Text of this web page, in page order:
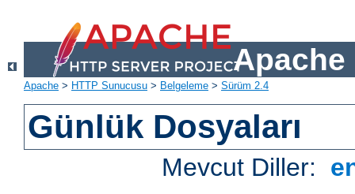
Apache
Apache > HTTP Sunucusu > Belgeleme > Sürüm 2.4
Günlük Dosyaları
Mevcut Diller: